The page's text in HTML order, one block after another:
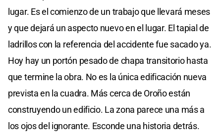
lugar. Es el comienzo de un trabajo que llevará meses
y que dejará un aspecto nuevo en el lugar. El tapial de
ladrillos con la referencia del accidente fue sacado ya.
Hoy hay un portón pesado de chapa transitorio hasta
que termine la obra. No es la única edificación nueva
prevista en la cuadra. Más cerca de Oroño están
construyendo un edificio. La zona parece una más a
los ojos del ignorante. Esconde una historia detrás.